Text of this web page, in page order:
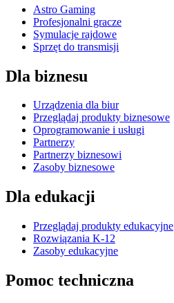
Astro Gaming
Profesjonalni gracze
Symulacje rajdowe
Sprzęt do transmisji
Dla biznesu
Urządzenia dla biur
Przeglądaj produkty biznesowe
Oprogramowanie i usługi
Partnerzy
Partnerzy biznesowi
Zasoby biznesowe
Dla edukacji
Przeglądaj produkty edukacyjne
Rozwiązania K-12
Zasoby edukacyjne
Pomoc techniczna